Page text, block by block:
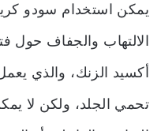
يمكن استخدام سودو
الالتهاب والجفاف حول
أكسيد الزنك، والذي
تحمي الجلد، ولكن لا